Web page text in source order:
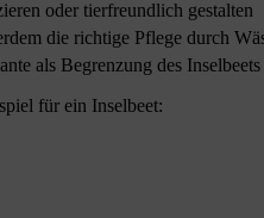
oder tierfreundlich gestalten
die richtige Pflege durch
als Begrenzung des
für ein Inselbeet: